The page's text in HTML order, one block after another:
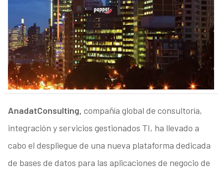
AnadatConsulting, compañía global de consultoría,
integración y servicios gestionados TI, ha llevado a
cabo el despliegue de una nueva plataforma dedicada
de bases de datos para las aplicaciones de negocio de